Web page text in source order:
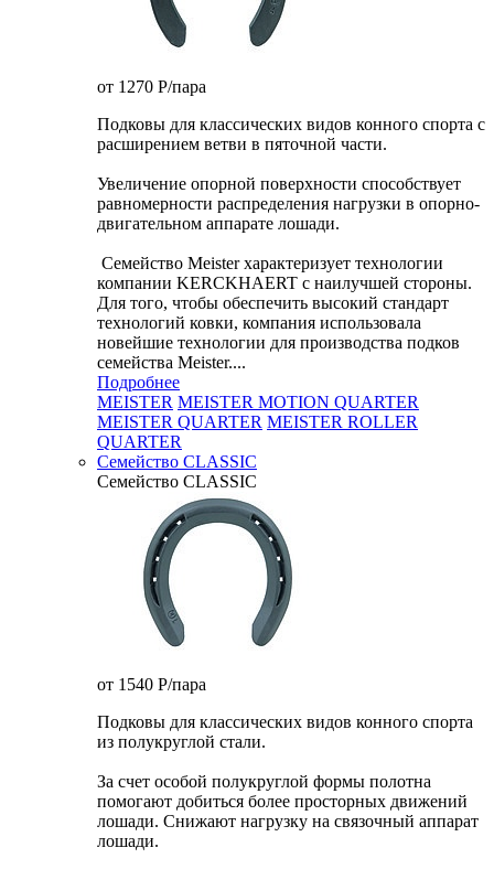
от 1270 P/пара
Подковы для классических видов конного спорта с
расширением ветви в пяточной части.
Увеличение опорной поверхности способствует
равномерности распределения нагрузки в опорно-
двигательном аппарате лошади.
Семейство Meister характеризует технологии
компании KERCKHAERT с наилучшей стороны.
Для того, чтобы обеспечить высокий стандарт
технологий ковки, компания использовала
новейшие технологии для производства подков
семейства Meister....
Подробнее
MEISTER MEISTER MOTION QUARTER
MEISTER QUARTER MEISTER ROLLER
QUARTER
Семейство CLASSIC
Семейство CLASSIC
от 1540 P/пара
Подковы для классических видов конного спорта
из полукруглой стали.
За счет особой полукруглой формы полотна
помогают добиться более просторных движений
лошади. Снижают нагрузку на связочный аппарат
лошади.